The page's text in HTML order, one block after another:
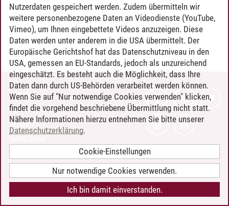
KONTAKT
LEUPHANA ALS ARBEITGEBER
INTRANET
BARRIEREFREIHEIT
COOKIE-EINSTELLUNGEN
Nutzerdaten gespeichert werden. Zudem übermitteln wir
weitere personenbezogene Daten an Videodienste (YouTube,
Vimeo), um Ihnen eingebettete Videos anzuzeigen. Diese
Daten werden unter anderem in die USA übermittelt. Der
Europäische Gerichtshof hat das Datenschutzniveau in den
USA, gemessen an EU-Standards, jedoch als unzureichend
eingeschätzt. Es besteht auch die Möglichkeit, dass Ihre
Daten dann durch US-Behörden verarbeitet werden können.
Wenn Sie auf "Nur notwendige Cookies verwenden" klicken,
findet die vorgehend beschriebene Übermittlung nicht statt.
Nähere Informationen hierzu entnehmen Sie bitte unserer
Datenschutzerklärung.
Cookie-Einstellungen
Nur notwendige Cookies verwenden.
Ich bin damit einverstanden.